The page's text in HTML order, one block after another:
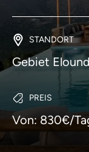
STANDORT
Gebiet
PREIS
Von: 830€/